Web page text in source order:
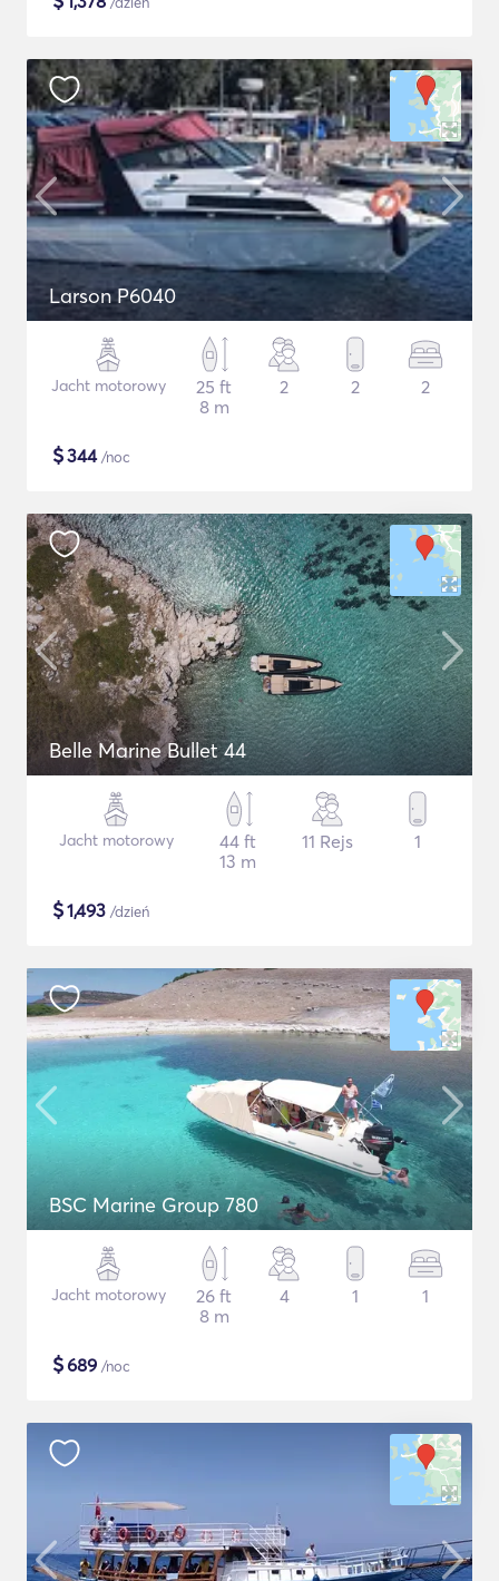
Larson P6040
Jacht motorowy
25 ft
8 m
2 2 2
$344/noc
Belle Marine Bullet 44
Jacht motorowy
44 ft
13 m
11 Rejs 1
$1,493 /dzień
BSC Marine Group 780
Jacht motorowy
26 ft
8 m
4 1 1
$689 /noc